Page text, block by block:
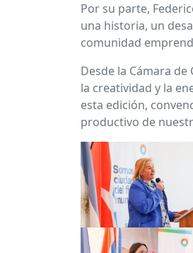
Por su parte,
una historia, un
comunidad
Desde la Cámara
la creatividad y la
esta edición,
productivo de